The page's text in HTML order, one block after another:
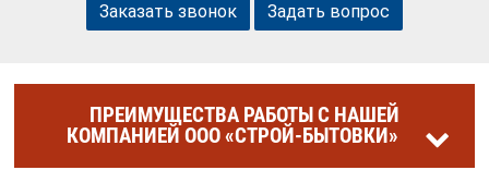
Заказать звонок Задать вопрос
ПРЕИМУЩЕСТВА РАБОТЫ С НАШЕЙ
КОМПАНИЕЙ ООО «СТРОЙ-БЫТОВКИ»